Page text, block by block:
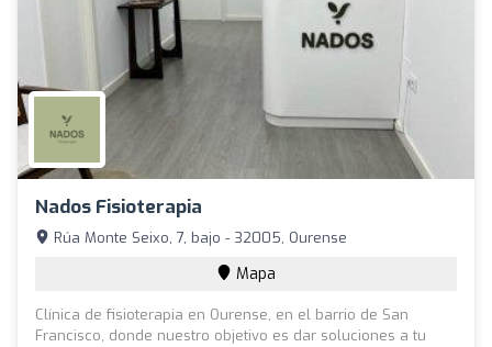
Nados Fisioterapia
Rúa Monte Seixo, 7, bajo - 32005, Ourense
Mapa
Clínica de fisioterapia en Ourense, en el barrio de San
Francisco, donde nuestro objetivo es dar soluciones a tu